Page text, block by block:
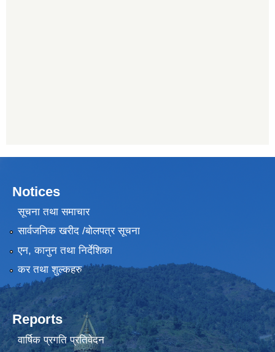
Notices
सूचना तथा समाचार
सार्वजनिक खरीद /बोलपत्र सूचना
एन, कानुन तथा निर्देशिका
कर तथा शुल्कहरु
Reports
वार्षिक प्रगति प्रतिवेदन